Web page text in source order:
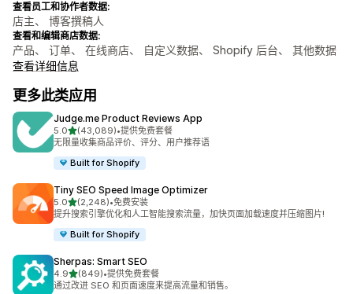
查看员工和协作者数据:
店主、 博客撰稿人
查看和编辑商店数据:
产品、 订单、 在线商店、 自定义数据、 Shopify 后台、 其他数据
查看详细信息
更多此类应用
Judge.me Product Reviews App
5.0星（满分 5 星）
(43,089)
总共 43089 条评论
•提供免费套餐
无限量收集商品评价、评分、用户推荐语
Built for Shopify
Tiny SEO Speed Image Optimizer
5.0星（满分 5 星）
(2,248)
总共 2248 条评论
•免费安装
提升搜索引擎优化和人工智能搜索流量，加快页面加载速度并压缩图片!
Built for Shopify
Sherpas: Smart SEO
4.9星（满分 5 星）
(849)
总共 849 条评论
•提供免费套餐
通过改进 SEO 和页面速度来提高流量和销售。